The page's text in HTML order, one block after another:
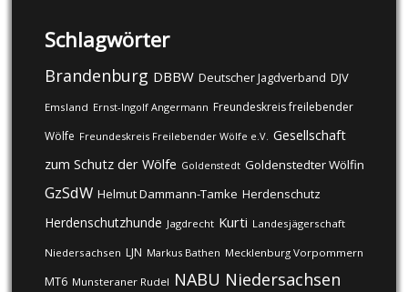
Schlagwörter
Brandenburg DBBW Deutscher Jagdverband DJV
Emsland Ernst-Ingolf Angermann Freundeskreis freilebender
Wölfe Freundeskreis Freilebender Wölfe e.V. Gesellschaft
zum Schutz der Wölfe Goldenstedt Goldenstedter Wölfin
GzSdW Helmut Dammann-Tamke Herdenschutz
Herdenschutzhunde Jagdrecht Kurti Landesjägerschaft
Niedersachsen LJN Markus Bathen Mecklenburg Vorpommern
MT6 Munsteraner Rudel NABU Niedersachsen